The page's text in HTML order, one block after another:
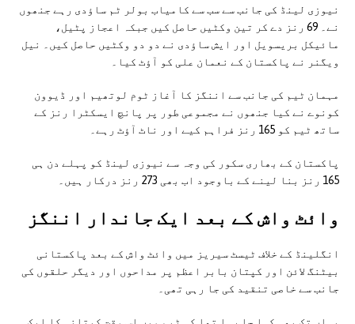
نیوزی لینڈ کی جانب سے سب سے کامیاب بولر ٹم ساؤدی رہے جنھوں
نے۔ 69 رنز دے کر تین وکٹیں حاصل کیں جبکہ اعجاز پٹیل،
مائیکل بریسویل اور ایش ساؤدی نے دو دو وکٹیں حاصل کیں۔ نیل
ویگنر نے پاکستان کے نعمان علی کو آؤٹ کیا۔
مہمان ٹیم کی جانب سے اننگز کا آغاز ٹوم لوتھیم اور ڈیوون
کونوے نے کیا جنھوں نے مجموعی طور پر پانچ ایسکٹرا رنز کے
ساتھ ٹیم کو 165 رنز فراہم کیے اور ناٹ آؤٹ رہے۔
پاکستان کے بھاری سکور کی وجہ سے نیوزی لینڈ کو پہلے دن ہی
165 رنز بنا لینے کے باوجود اب بھی 273 رنز درکار ہیں۔
وائٹ واش کے بعد ایک جاندار اننگز
انگلینڈ کے خلاف ٹیسٹ سیریز میں وائٹ واش کے بعد پاکستانی
بیٹنگ لائن اور کپتان بابر اعظم پر مداحوں اور دیگر حلقوں کی
جانب سے خاصی تنقید کی جا رہی تھی۔